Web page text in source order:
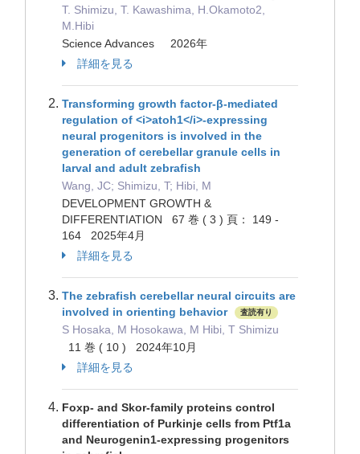
T. Shimizu, T. Kawashima, H.Okamoto2,
M.Hibi
Science Advances 2026年
詳細を見る
Transforming growth factor-β-mediated
regulation of <i>atoh1</i>-expressing
neural progenitors is involved in the
generation of cerebellar granule cells in
larval and adult zebrafish
Wang, JC; Shimizu, T; Hibi, M
DEVELOPMENT GROWTH &
DIFFERENTIATION 67 巻 ( 3 ) 頁： 149 -
164 2025年4月
詳細を見る
The zebrafish cerebellar neural circuits are
involved in orienting behavior
査読有り
S Hosaka, M Hosokawa, M Hibi, T Shimizu
11 巻 ( 10 ) 2024年10月
詳細を見る
Foxp- and Skor-family proteins control
differentiation of Purkinje cells from Ptf1a
and Neurogenin1-expressing progenitors